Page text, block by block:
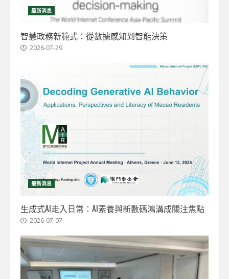
最新消息
智慧政務新範式：從數據感知到智能決策
2026-07-29
最新消息
生成式AI走入日常：AI素養與新數碼鴻溝成關注焦點
2026-07-07